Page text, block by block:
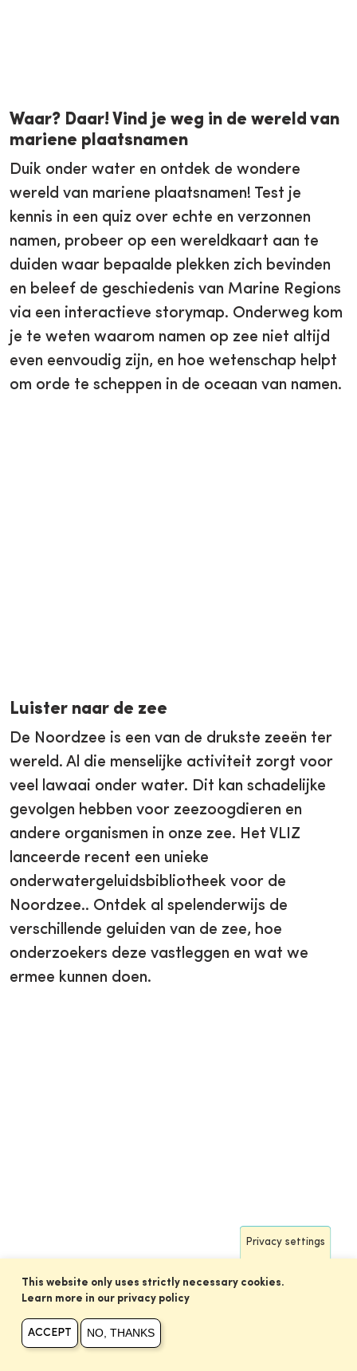
Waar? Daar! Vind je weg in de wereld van
mariene plaatsnamen
Duik onder water en ontdek de wondere
wereld van mariene plaatsnamen! Test je
kennis in een quiz over echte en verzonnen
namen, probeer op een wereldkaart aan te
duiden waar bepaalde plekken zich bevinden
en beleef de geschiedenis van Marine Regions
via een interactieve storymap. Onderweg kom
je te weten waarom namen op zee niet altijd
even eenvoudig zijn, en hoe wetenschap helpt
om orde te scheppen in de oceaan van namen.
Luister naar de zee
De Noordzee is een van de drukste zeeën ter
wereld. Al die menselijke activiteit zorgt voor
veel lawaai onder water. Dit kan schadelijke
gevolgen hebben voor zeezoogdieren en
andere organismen in onze zee. Het VLIZ
lanceerde recent een unieke
onderwatergeluidsbibliotheek voor de
Noordzee.. Ontdek al spelenderwijs de
verschillende geluiden van de zee, hoe
onderzoekers deze vastleggen en wat we
ermee kunnen doen.
SeaWatch-B
Privacy settings
This website only uses strictly necessary cookies.
Learn more in our privacy policy
ACCEPT NO, THANKS